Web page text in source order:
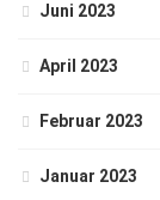
Juni 2023
April 2023
Februar 2023
Januar 2023